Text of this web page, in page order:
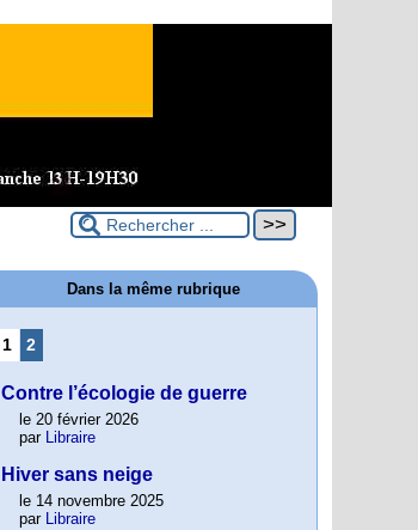
Dans la même rubrique
1 2
Contre l’écologie de guerre
le 20 février 2026
par Libraire
Hiver sans neige
le 14 novembre 2025
par Libraire